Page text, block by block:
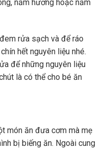
nấm hương hoặc nấm
rửa sạch và để ráo
hết nguyên liệu nhé.
để những nguyên liệu
là có thể cho bé ăn
món ăn đưa cơm mà mẹ
bị biếng ăn. Ngoài cung